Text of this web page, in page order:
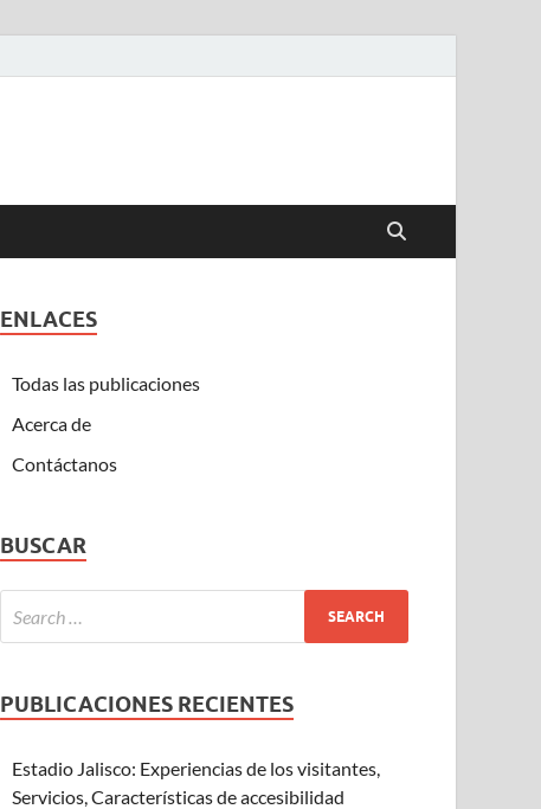
ENLACES
Todas las publicaciones
Acerca de
Contáctanos
BUSCAR
PUBLICACIONES RECIENTES
Estadio Jalisco: Experiencias de los visitantes,
Servicios, Características de accesibilidad